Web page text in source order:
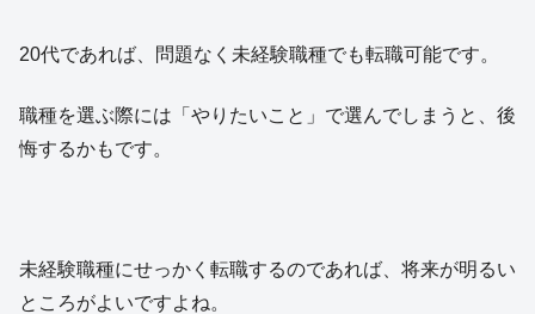
20代であれば、問題なく未経験職種でも転職可能です。
職種を選ぶ際には「やりたいこと」で選んでしまうと、後
悔するかもです。
未経験職種にせっかく転職するのであれば、将来が明るい
ところがよいですよね。